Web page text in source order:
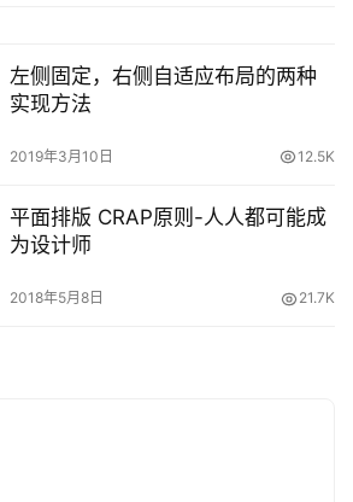
左侧固定，右侧自适应布局的两种
实现方法
2019年3月10日 12.5K
平面排版 CRAP原则-人人都可能成
为设计师
2018年5月8日 21.7K